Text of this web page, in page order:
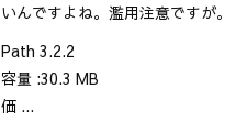
いんですよね。濫用注意ですが。
Path 3.2.2
容量 :30.3 MB
価 ...